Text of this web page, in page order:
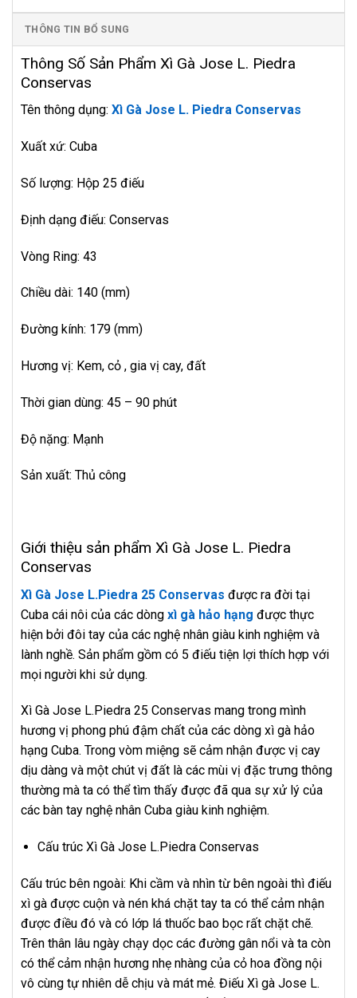
THÔNG TIN BỔ SUNG
Thông Số Sản Phẩm Xì Gà Jose L. Piedra
Conservas
Tên thông dụng: Xì Gà Jose L. Piedra Conservas
Xuất xứ: Cuba
Số lượng: Hộp 25 điếu
Định dạng điếu: Conservas
Vòng Ring: 43
Chiều dài: 140 (mm)
Đường kính: 179 (mm)
Hương vị: Kem, cỏ , gia vị cay, đất
Thời gian dùng: 45 – 90 phút
Độ nặng: Mạnh
Sản xuất: Thủ công
Giới thiệu sản phẩm Xì Gà Jose L. Piedra
Conservas
Xì Gà Jose L.Piedra 25 Conservas được ra đời tại
Cuba cái nôi của các dòng xì gà hảo hạng được thực
hiện bởi đôi tay của các nghệ nhân giàu kinh nghiệm và
lành nghề. Sản phẩm gồm có 5 điếu tiện lợi thích hợp với
mọi người khi sử dụng.
Xì Gà Jose L.Piedra 25 Conservas mang trong mình
hương vị phong phú đậm chất của các dòng xì gà hảo
hạng Cuba. Trong vòm miệng sẽ cảm nhận được vị cay
dịu dàng và một chút vị đất là các mùi vị đặc trưng thông
thường mà ta có thể tìm thấy được đã qua sự xử lý của
các bàn tay nghệ nhân Cuba giàu kinh nghiệm.
Cấu trúc Xì Gà Jose L.Piedra Conservas
Cấu trúc bên ngoài: Khi cầm và nhìn từ bên ngoài thì điếu
xì gà được cuộn và nén khá chặt tay ta có thể cảm nhận
được điều đó và có lớp lá thuốc bao bọc rất chặt chẽ.
Trên thân lâu ngày chạy dọc các đường gân nổi và ta còn
có thể cảm nhận hương nhẹ nhàng của cỏ hoa đồng nội
vô cùng tự nhiên dễ chịu và mát mẻ. Điếu Xì gà Jose L.